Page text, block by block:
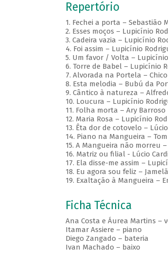
Repertório
1. Fechei a porta – Sebastião
2. Esses moços – Lupicínio
3. Cadeira vazia – Lupicínio
4. Foi assim – Lupicínio
5. Um favor / Volta –
6. Torre de Babel – Lupicínio
7. Alvorada na Portela –
8. Esta melodia – Bubú da
9. Cântico à natureza –
10. Loucura – Lupicínio
11. Folha morta – Ary Barroso
12. Maria Rosa – Lupicínio
13. Êta dor de cotovelo –
14. Piano na Mangueira –
15. A Mangueira não morreu –
16. Matriz ou filial - Lúcio
17. Ela disse-me assim –
18. Eu agora sou feliz –
19. Exaltação à Mangueira –
Ficha Técnica
Ana Costa e Áurea Martins –
Itamar Assiere – piano
Diego Zangado – bateria
Ivan Machado – baixo